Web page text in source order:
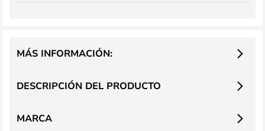
DESCRIPCIÓN DEL PRODUCTO
MÁS INFORMACIÓN:
MARCA